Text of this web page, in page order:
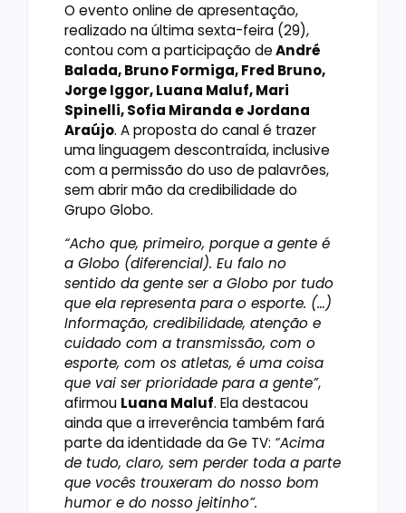
O evento online de apresentação,
realizado na última sexta-feira (29),
contou com a participação deAndré
Balada, Bruno Formiga, Fred Bruno,
Jorge Iggor, Luana Maluf, Mari
Spinelli, Sofia Miranda e Jordana
Araújo. A proposta do canal é trazer
uma linguagem descontraída, inclusive
com a permissão do uso de palavrões,
sem abrir mão da credibilidade do
Grupo Globo.
“Acho que, primeiro, porque a gente é
a Globo (diferencial). Eu falo no
sentido da gente ser a Globo por tudo
que ela representa para o esporte. (…)
Informação, credibilidade, atenção e
cuidado com a transmissão, com o
esporte, com os atletas, é uma coisa
que vai ser prioridade para a gente”,
afirmou Luana Maluf. Ela destacou
ainda que a irreverência também fará
parte da identidade da Ge TV: “Acima
de tudo, claro, sem perder toda a parte
que vocês trouxeram do nosso bom
humor e do nosso jeitinho”.